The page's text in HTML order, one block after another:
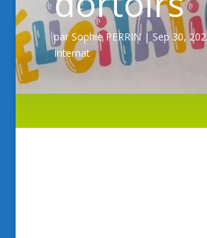
parSophie PERRIN| Sep 30,
Internat